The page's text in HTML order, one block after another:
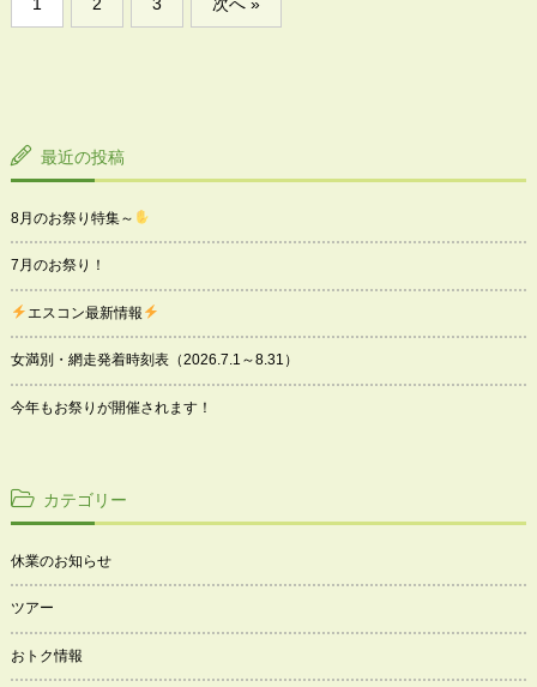
送
り
最近の投稿
8月のお祭り特集～
7月のお祭り！
エスコン最新情報
女満別・網走発着時刻表（2026.7.1～8.31）
今年もお祭りが開催されます！
カテゴリー
休業のお知らせ
ツアー
おトク情報